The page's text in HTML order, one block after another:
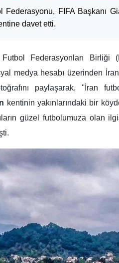
Federasyonu, FIFA Başkanı
davet etti.
Futbol Federasyonları Birliği
medya hesabı üzerinden
paylaşarak, ''İran
kentinin yakınlarındaki bir
güzel futbolumuza olan